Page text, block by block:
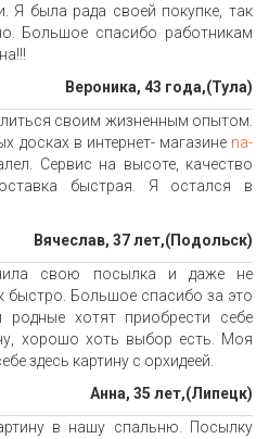
Я была рада своей покупке, так
Большое спасибо работникам
Вероника, 43 года,(Тула)
своим жизненным опытом.
досках в интернет- магазине na-
Сервис на высоте, качество
быстрая. Я остался в
Вячеслав, 37 лет,(Подольск)
свою посылка и даже не
быстро. Большое спасибо за это
родные хотят приобрести себе
хорошо хоть выбор есть. Моя
здесь картину с орхидеей.
Анна, 35 лет,(Липецк)
в нашу спальню. Посылку